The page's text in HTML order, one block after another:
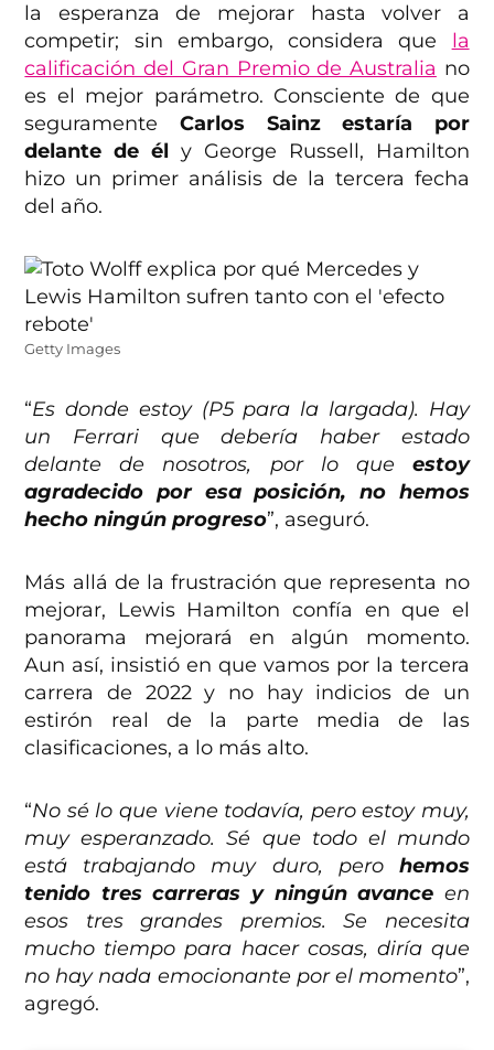
la esperanza de mejorar hasta volver a
competir; sin embargo, considera que la
calificación del Gran Premio de Australia no
es el mejor parámetro. Consciente de que
seguramente Carlos Sainz estaría por
delante de él y George Russell, Hamilton
hizo un primer análisis de la tercera fecha
del año.
Getty Images
“Es donde estoy (P5 para la largada). Hay
un Ferrari que debería haber estado
delante de nosotros, por lo que estoy
agradecido por esa posición, no hemos
hecho ningún progreso”, aseguró.
Más allá de la frustración que representa no
mejorar, Lewis Hamilton confía en que el
panorama mejorará en algún momento.
Aun así, insistió en que vamos por la tercera
carrera de 2022 y no hay indicios de un
estirón real de la parte media de las
clasificaciones, a lo más alto.
“No sé lo que viene todavía, pero estoy muy,
muy esperanzado. Sé que todo el mundo
está trabajando muy duro, pero hemos
tenido tres carreras y ningún avance en
esos tres grandes premios. Se necesita
mucho tiempo para hacer cosas, diría que
no hay nada emocionante por el momento”,
agregó.